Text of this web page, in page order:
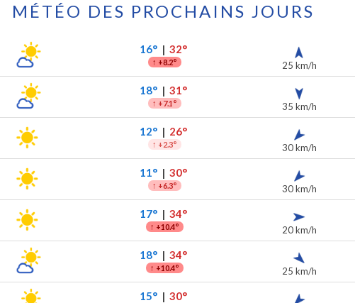
MÉTÉO DES PROCHAINS JOURS
les 7 prochains jours 16°| 32°
↑ +8.2° 25 km/h
18°| 31°
↑ +7.1° 35 km/h
12°| 26°
↑ +2.3° 30 km/h
11°| 30°
↑ +6.3° 30 km/h
17°| 34°
↑ +10.4° 20 km/h
18°| 34°
↑ +10.4° 25 km/h
15°| 30°